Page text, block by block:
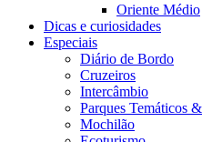
Oriente Médio
Dicas e curiosidades
Especiais
Diário de Bordo
Cruzeiros
Intercâmbio
Parques Temáticos
Mochilão